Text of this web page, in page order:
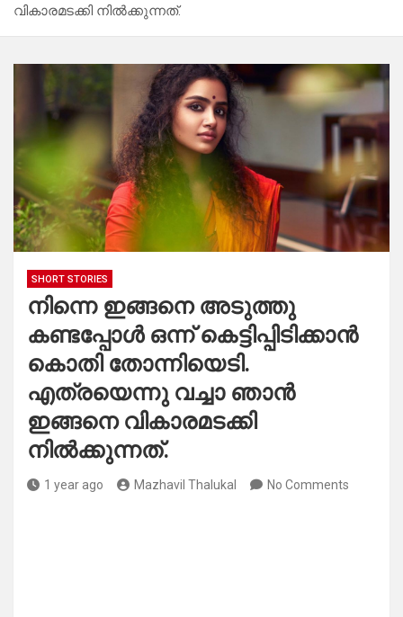
വികാരമടക്കി നിൽക്കുന്നത്.
SHORT STORIES
നിന്നെ ഇങ്ങനെ അടുത്തു
കണ്ടപ്പോൾ ഒന്ന് കെട്ടിപ്പിടിക്കാൻ
കൊതി തോന്നിയെടി.
എത്രയെന്നു വച്ചാ ഞാൻ
ഇങ്ങനെ വികാരമടക്കി
നിൽക്കുന്നത്.
1 year ago Mazhavil Thalukal No Comments